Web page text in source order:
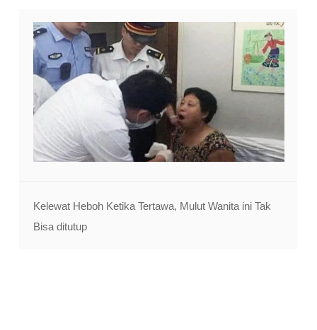
Kelewat Heboh Ketika Tertawa, Mulut Wanita ini Tak
Bisa ditutup